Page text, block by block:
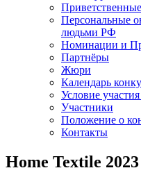
Персональные
людьми РФ
Номинации и
Партнёры
Жюри
Календарь
Условие
Участники
Положение о
Контакты
Home Textile 2023